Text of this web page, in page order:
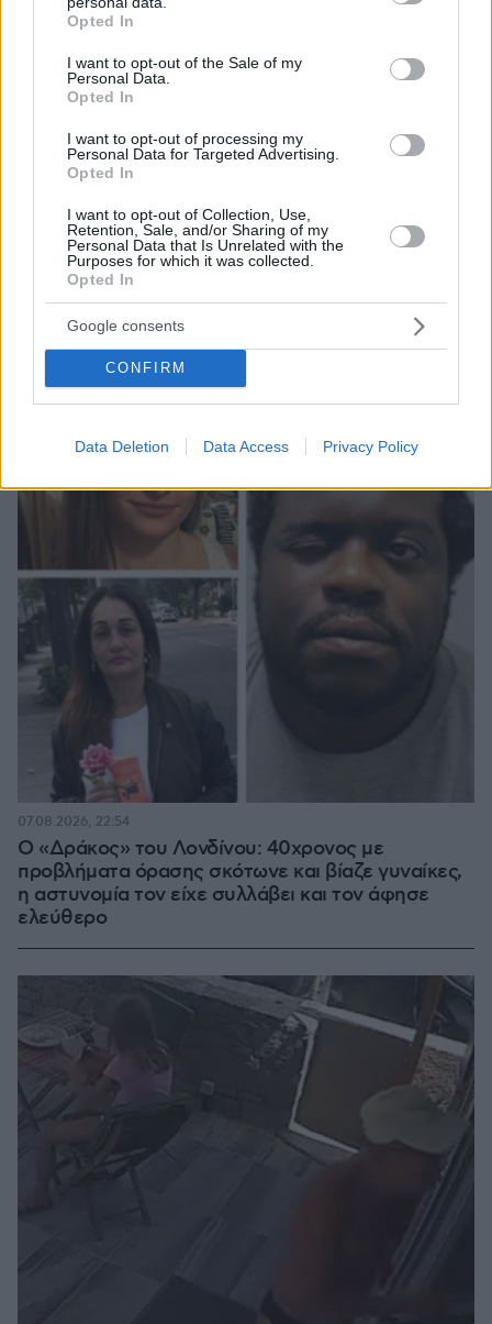
grant or deny consent to Google and its third-party tags to
use your data for below specified purposes in below Google
consent section.
Opted In
I want to opt-out of the Sale of my
Personal Data.
Opted In
I want to opt-out of processing my
Personal Data for Targeted Advertising.
Opted In
I want to opt-out of Collection, Use,
Retention, Sale, and/or Sharing of my
Personal Data that Is Unrelated with the
Purposes for which it was collected.
Opted In
Google consents
CONFIRM
Data Deletion Data Access Privacy Policy
Ρωσικό πλήγμα προκάλεσε ζημιές σε γήπεδο στην
δείτε βίντεο
σκοτώσετε
08.08.2026, 00:30
ΔΕΙΤΕ ΟΛΕΣ ΤΙΣ ΕΙΔΗΣΕΙΣ
ΤΑ ΠΙΟ ΔΗΜΟΦΙΛΗ
Ο «Δράκος» του Λονδίνου: 40χρονος με
προβλήματα όρασης σκότωνε και βίαζε γυναίκες,
η αστυνομία τον είχε συλλάβει και τον άφησε
ελεύθερο
07.08.2026, 22:54